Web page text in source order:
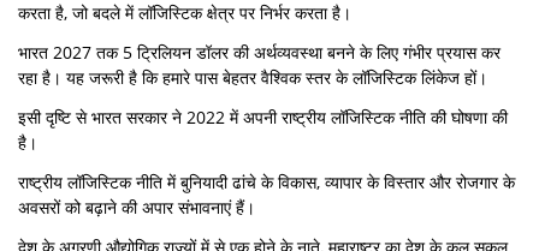
करता है, जो बदले में लॉजिस्टिक क्षेत्र पर निर्भर करता है।
भारत 2027 तक 5 ट्रिलियन डॉलर की अर्थव्यवस्था बनने के लिए गंभीर प्रयास कर
रहा है। यह जरूरी है कि हमारे पास बेहतर वैश्विक स्तर के लॉजिस्टिक लिंकेज हों।
इसी दृष्टि से भारत सरकार ने 2022 में अपनी राष्ट्रीय लॉजिस्टिक नीति की घोषणा की
है।
राष्ट्रीय लॉजिस्टिक नीति में बुनियादी ढांचे के विकास, व्यापार के विस्तार और रोजगार के
अवसरों को बढ़ाने की अपार संभावनाएं हैं।